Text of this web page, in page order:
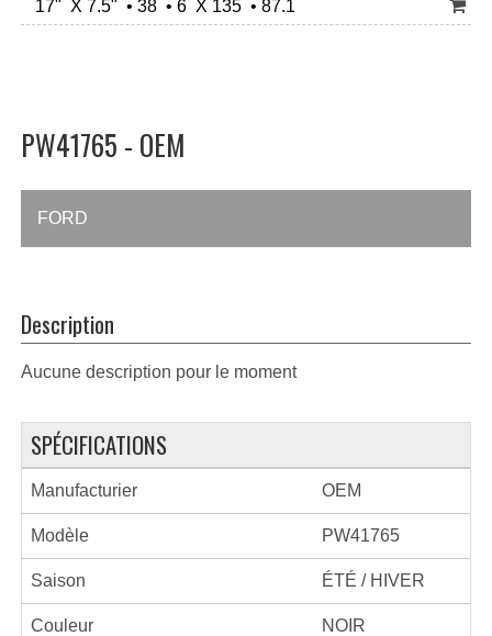
17" X 7.5" • 38 • 6 X 135 • 87.1
PW41765 - OEM
FORD
Description
Aucune description pour le moment
SPÉCIFICATIONS
Manufacturier OEM
Modèle PW41765
Saison ÉTÉ / HIVER
Couleur NOIR